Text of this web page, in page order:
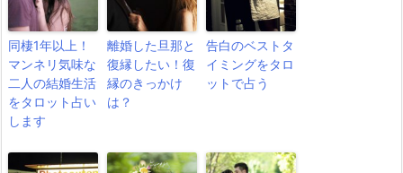
同棲1年以上！
マンネリ気味な
二人の結婚生活
をタロット占い
します
離婚した旦那と
復縁したい！復
縁のきっかけ
は？
告白のベストタ
イミングをタロ
ットで占う